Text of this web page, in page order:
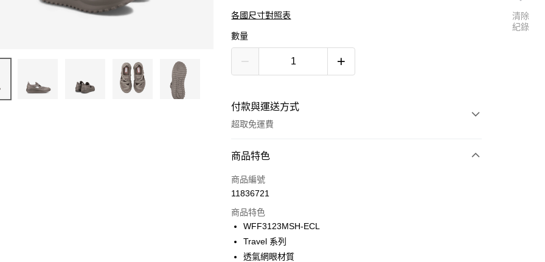
各國尺寸對照表
數量
付款與運送方式
超取免運費
付款方式
信用卡一次付款
Apple Pay
Google Pay
商品特色
商品編號
11836721
商品特色
WFF3123MSH-ECL
Travel 系列
透氣網眼材質
清除
紀錄